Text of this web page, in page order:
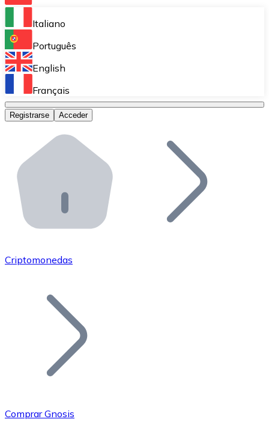
Bitnovo Ramp
Integra nuestra solución en tu plataforma.
Bitnovo Giftcards
Bitnovo OTC
Bitnovo ATM
Integra un ATM Bitnovo en tu negocio y permite que
Bitnovo API
Integra nuestra API en tu ecosistema.
Únete a nuestra red de distribuidores.
Añade tu proyecto a nuestro ecosistema.
Italiano
Português
English
Français
Registrarse Acceder
Criptomonedas
Comprar Gnosis